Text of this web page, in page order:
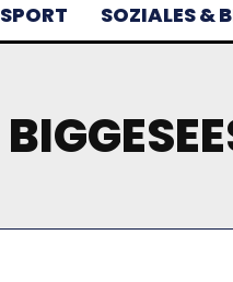
SPORT SOZIALES &